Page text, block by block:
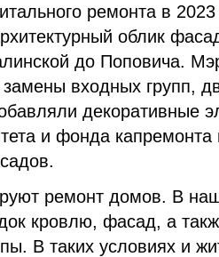
ремонта в 2023
облик
до Поповича.
входных групп,
декоративные
и фонда капремонта
ремонт домов. В
кровлю, фасад, а
В таких условиях и